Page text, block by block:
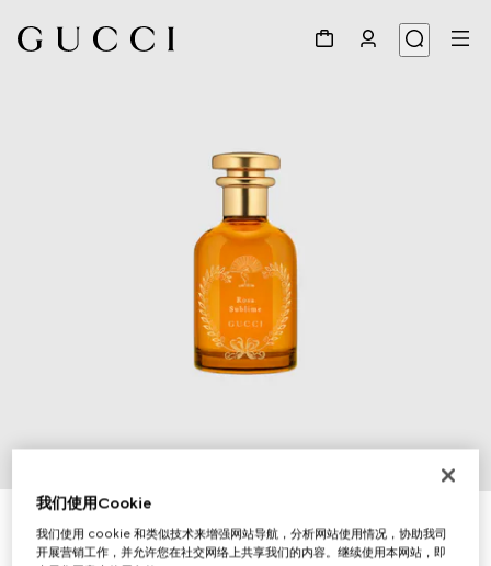
官网专享
古驰炼金士花园霓裳舞香水 50毫升
€ 240
我们使用Cookie
我们使用 cookie 和类似技术来增强网站导航，分析网站使用情况，协助我司
开展营销工作，并允许您在社交网络上共享我们的内容。继续使用本网站，即